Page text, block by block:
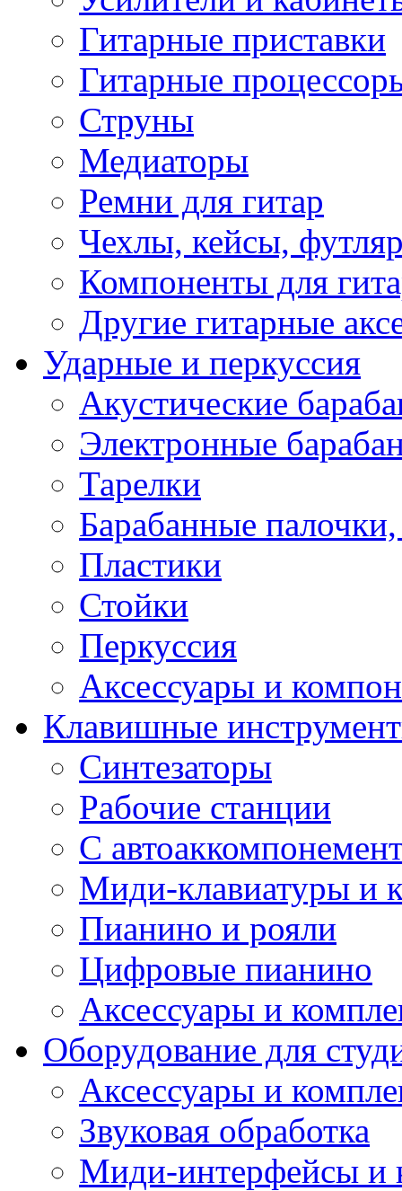
Гитарные приставки
Гитарные
Струны
Медиаторы
Ремни для гитар
Чехлы, кейсы,
Компоненты для
Другие гитарные
Ударные и перкуссия
Акустические
Электронные
Тарелки
Барабанные
Пластики
Стойки
Перкуссия
Аксессуары и
Клавишные
Синтезаторы
Рабочие станции
С
Миди-клавиатуры и
Пианино и рояли
Цифровые пианино
Аксессуары и
Оборудование для
Аксессуары и
Звуковая обработка
Миди-интерфейсы и